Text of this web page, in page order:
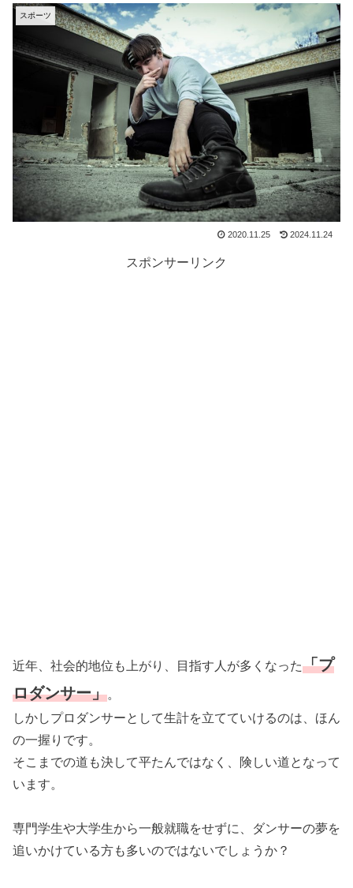
スポーツ
2020.11.25 2024.11.24
スポンサーリンク
近年、社会的地位も上がり、目指す人が多くなった「プ
ロダンサー」。
しかしプロダンサーとして生計を立てていけるのは、ほん
の一握りです。
そこまでの道も決して平たんではなく、険しい道となって
います。
専門学生や大学生から一般就職をせずに、ダンサーの夢を
追いかけている方も多いのではないでしょうか？